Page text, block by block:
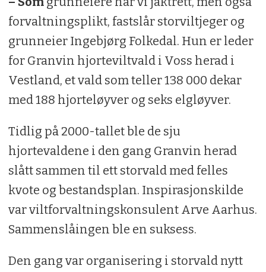
forvaltningsplikt, fastslår storviltjeger og
grunneier Ingebjørg Folkedal. Hun er leder
for Granvin hjorteviltvald i Voss herad i
Vestland, et vald som teller 138 000 dekar
med 188 hjorteløyver og seks elgløyver.
Tidlig på 2000-tallet ble de sju
hjortevaldene i den gang Granvin herad
slått sammen til ett storvald med felles
kvote og bestandsplan. Inspirasjonskilde
var viltforvaltningskonsulent Arve Aarhus.
Sammenslåingen ble en suksess.
Den gang var organisering i storvald nytt